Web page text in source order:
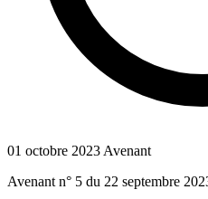
01 octobre 2023 Avenant
Avenant n° 5 du 22 septembre